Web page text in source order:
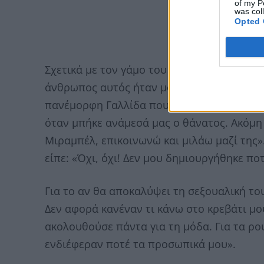
of my
was
Opted
Σχετικά με τον γάμο του με μια γυναίκα,
άνθρωπος αυτός ήταν μοναδικός στη ζωή
πανέμορφη Γαλλίδα που την γνώρισα το
όταν μπήκε ανάμεσά μας ο θάνατος.
Μιραμπέλ, επικοινωνώ και μιλάω μαζί
είπε: «Όχι, όχι! Δεν μου δημιουργήθηκε
Για το αν θα αποκαλύψει τη σεξουαλική
Δεν αφορά κανέναν τι κάνω στο κρεβάτι
ακολουθούσε πάντα για τη μόδα. Για τα
ενδιέφεραν ποτέ τα προσωπικά μου».